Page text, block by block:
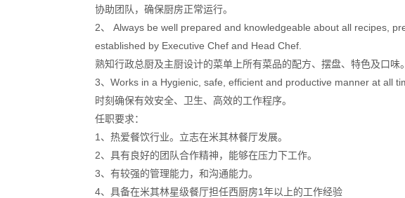
协助团队，确保厨房正常运行。
2、 Always be well prepared and knowledgeable about all recipes,
established by Executive Chef and Head Chef.
熟知行政总厨及主厨设计的菜单上所有菜品的配方、摆盘、特色及口味。
3、Works in a Hygienic, safe, efficient and productive manner at all
时刻确保有效安全、卫生、高效的工作程序。
任职要求：
1、热爱餐饮行业。立志在米其林餐厅发展。
2、具有良好的团队合作精神，能够在压力下工作。
3、有较强的管理能力，和沟通能力。
4、具备在米其林星级餐厅担任西厨房1年以上的工作经验